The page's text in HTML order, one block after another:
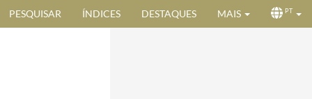
PESQUISAR ÍNDICES DESTAQUES MAIS PT